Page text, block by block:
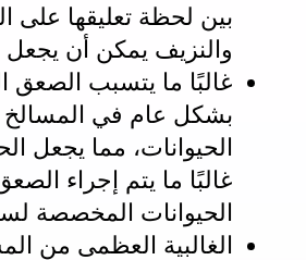
بين لحظة تعليقها على
والنزيف يمكن أن يجعل
غالبًا ما يتسبب الصعق
بشكل عام في
الحيوانات، مما يجعل
غالبًا ما يتم إجراء
الحيوانات المخصصة
الغالبية العظمى من